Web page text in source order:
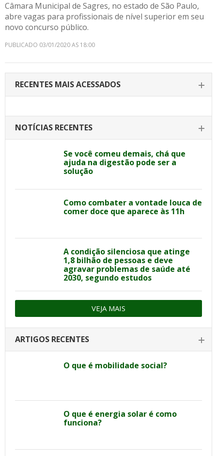
Câmara Municipal de Sagres, no estado de São Paulo,
abre vagas para profissionais de nível superior em seu
novo concurso público.
PUBLICADO 03/01/2020 AS 18:00
RECENTES MAIS ACESSADOS
NOTÍCIAS RECENTES
Se você comeu demais, chá que
ajuda na digestão pode ser a
solução
Como combater a vontade louca de
comer doce que aparece às 11h
A condição silenciosa que atinge
1,8 bilhão de pessoas e deve
agravar problemas de saúde até
2030, segundo estudos
VEJA MAIS
ARTIGOS RECENTES
O que é mobilidade social?
O que é energia solar é como
funciona?